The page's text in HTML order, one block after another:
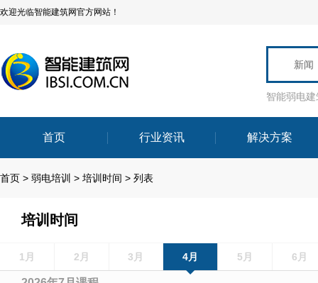
欢迎光临智能建筑网官方网站！
新闻
智能弱电建
首页 行业资讯 解决方案
首页 > 弱电培训 > 培训时间 > 列表
培训时间
1月 2月 3月 4月 5月 6月